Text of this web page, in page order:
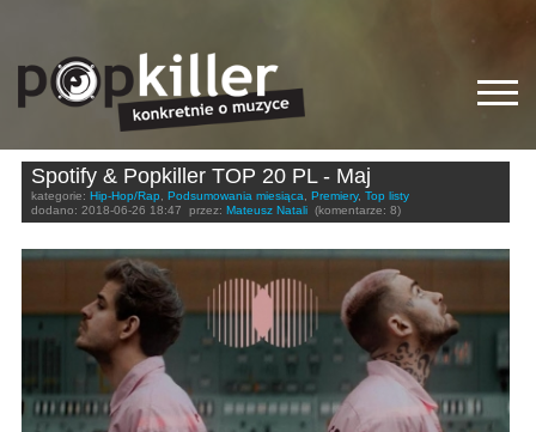
Spotify & Popkiller TOP 20 PL - Maj
kategorie: Hip-Hop/Rap, Podsumowania miesiąca, Premiery, Top listy
dodano: 2018-06-26 18:47 przez: Mateusz Natali (komentarze: 8)